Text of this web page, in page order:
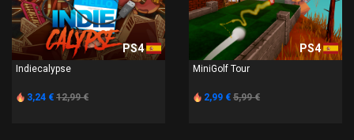
PS4
Indiecalypse
3,24 € 12,99 €
PS4
MiniGolf Tour
2,99 € 5,99 €